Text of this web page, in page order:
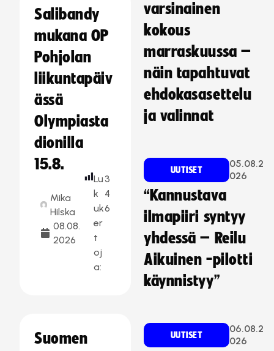
Salibandy
mukana OP
Pohjolan
liikuntapäiv
ässä
Olympiasta
dionilla
15.8.
Mika
Hilska
08.08.
2026
Lu
k
uk
er
t
oj
a:
3
4
6
Suomen
varsinainen
kokous
marraskuussa –
näin tapahtuvat
ehdokasasettelu
ja valinnat
UUTISET
05.08.2
026
“Kannustava
ilmapiiri syntyy
yhdessä – Reilu
Aikuinen -pilotti
käynnistyy”
UUTISET
06.08.2
026